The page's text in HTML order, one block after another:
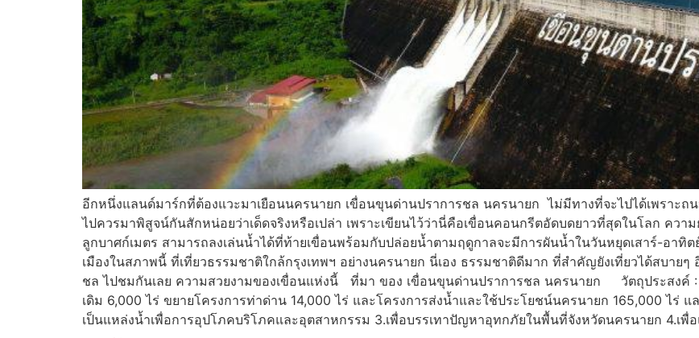
อีกหนึ่งแลนด์มาร์กที่ต้องแวะมาเยือนนครนายก เขื่อนขุนด่านปราการชล นครนายก ไม่มีทางที่จะไปได้เพราะถ
ไปควรมาพิสูจน์กันสักหน่อยว่าเด็ดจริงหรือเปล่า เพราะเขียนไว้ว่านี่คือเขื่อนคอนกรีตอัดบดยาวที่สุดในโลก ควา
ลูกบาศก์เมตร สามารถลงเล่นน้ำได้ที่ท้ายเขื่อนพร้อมกับปล่อยน้ำตามฤดูกาลจะมีการผันน้ำในวันหยุดเสาร์-อาทิ
เมืองในสภาพนี้ ที่เที่ยวธรรมชาติใกล้กรุงเทพฯ อย่างนครนายก นี่เอง ธรรมชาติดีมาก ที่สำคัญยังเที่ยวได้สบาย
ชล ไปชมกันเลย ความสวยงามของเขื่อนแห่งนี้ ที่มา ของ เขื่อนขุนด่านปราการชล นครนายก วัตถุประสงค์ :
เดิม 6,000 ไร่ ขยายโครงการท่าด่าน 14,000 ไร่ และโครงการส่งน้ำและใช้ประโยชน์นครนายก 165,000 ไร่
เป็นแหล่งน้ำเพื่อการอุปโภคบริโภคและอุตสาหกรรม 3.เพื่อบรรเทาปัญหาอุทกภัยในพื้นที่จังหวัดนครนายก 4.เ